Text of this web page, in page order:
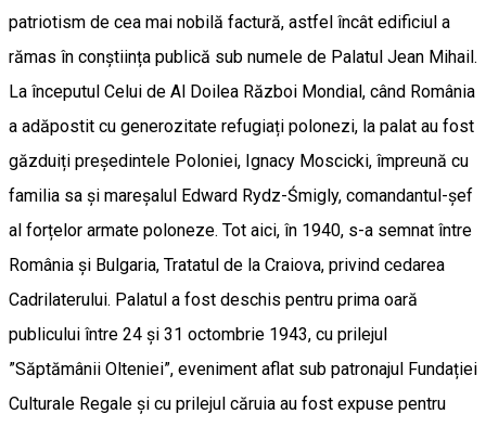
patriotism de cea mai nobilă factură, astfel încât edificiul a
rămas în conștiința publică sub numele de Palatul Jean Mihail.
La începutul Celui de Al Doilea Război Mondial, când România
a adăpostit cu generozitate refugiați polonezi, la palat au fost
găzduiți președintele Poloniei, Ignacy Moscicki, împreună cu
familia sa și mareșalul Edward Rydz-Śmigly, comandantul-șef
al forțelor armate poloneze. Tot aici, în 1940, s-a semnat între
România și Bulgaria, Tratatul de la Craiova, privind cedarea
Cadrilaterului. Palatul a fost deschis pentru prima oară
publicului între 24 și 31 octombrie 1943, cu prilejul
”Săptămânii Olteniei”, eveniment aflat sub patronajul Fundației
Culturale Regale și cu prilejul căruia au fost expuse pentru